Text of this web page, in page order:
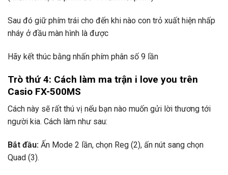
Sau đó giữ phím trái cho đến khi nào con trỏ xuất hiện nhấp
nháy ở đầu màn hình là được
Hãy kết thúc bằng nhấn phím phân số 9 lần
Trò thứ 4: Cách làm ma trận i love you trên
Casio FX-500MS
Cách này sẽ rất thú vị nếu bạn nào muốn gửi lời thương tới
người kia. Cách làm như sau:
Bắt đầu: Ấn Mode 2 lần, chọn Reg (2), ấn nút sang chọn
Quad (3).